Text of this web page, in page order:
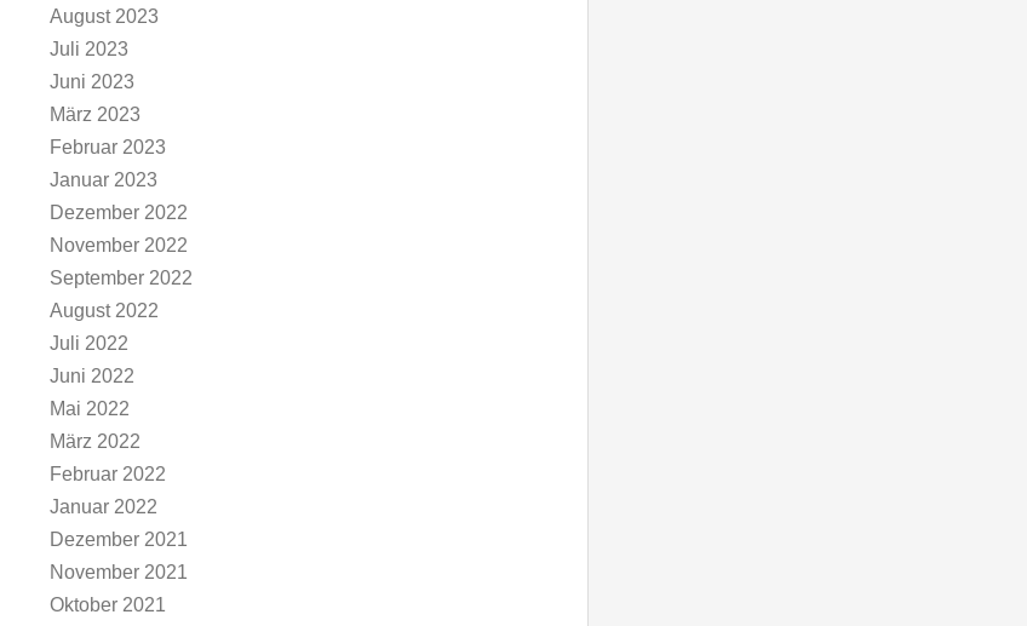
August 2023
Juli 2023
Juni 2023
März 2023
Februar 2023
Januar 2023
Dezember 2022
November 2022
September 2022
August 2022
Juli 2022
Juni 2022
Mai 2022
März 2022
Februar 2022
Januar 2022
Dezember 2021
November 2021
Oktober 2021